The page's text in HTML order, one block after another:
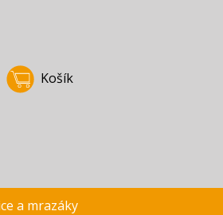
Košík
a mrazáky